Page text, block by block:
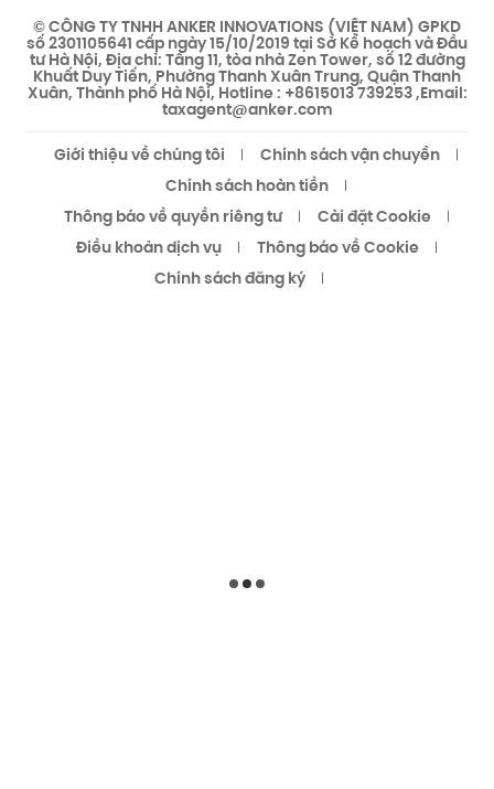
© CÔNG TY TNHH ANKER INNOVATIONS (VIỆT NAM) GPKD
số 2301105641 cấp ngày 15/10/2019 tại Sở Kế hoạch và Đầu
tư Hà Nội, Địa chỉ: Tầng 11, tòa nhà Zen Tower, số 12 đường
Khuất Duy Tiến, Phường Thanh Xuân Trung, Quận Thanh
Xuân, Thành phố Hà Nội, Hotline : +8615013 739253 ,Email:
taxagent@anker.com
Giới thiệu về chúng tôi
Chính sách vận chuyển
Chính sách hoàn tiền
Thông báo về quyền riêng tư
Cài đặt Cookie
Điều khoản dịch vụ
Thông báo về Cookie
Chính sách đăng ký